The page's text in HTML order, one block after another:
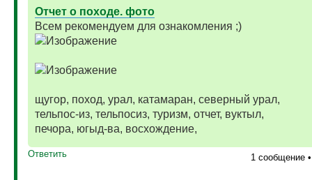
Отчет о походе. фото
Всем рекомендуем для ознакомления ;)
щугор, поход, урал, катамаран, северный урал,
тельпос-из, тельпосиз, туризм, отчет, вуктыл,
печора, югыд-ва, восхождение,
Ответить 1 сообщение